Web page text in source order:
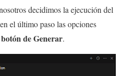
decidimos la ejecución del
el último paso las opciones
botón de Generar.